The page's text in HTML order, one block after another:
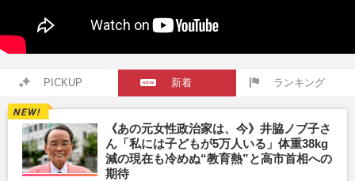
PICKUP 新着 ランキング
《あの元女性政治家は、今》井脇ノブ子さ
ん「私には子どもが5万人いる」体重38kg
減の現在も冷めぬ“教育熱”と高市首相への
期待